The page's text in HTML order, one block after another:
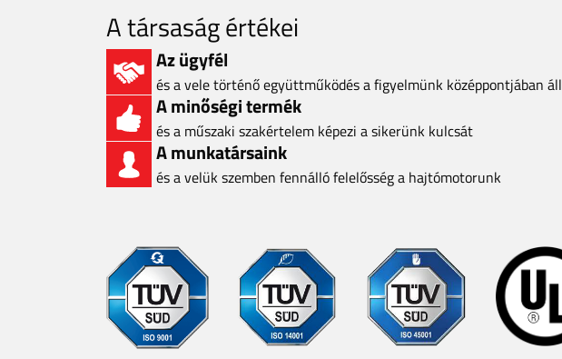
A társaság értékei
Az ügyfél
és a vele történő együttműködés a figyelmünk középpontjában áll
A minőségi termék
és a műszaki szakértelem képezi a sikerünk kulcsát
A munkatársaink
és a velük szemben fennálló felelősség a hajtómotorunk